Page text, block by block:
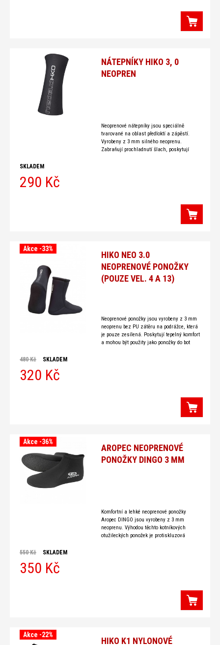
NÁTEPNÍKY HIKO 3, 0
NEOPREN
Neoprenové nátepníky jsou speciálně
tvarované na oblast předloktí a zápěstí.
Vyrobeny z 3 mm silného neoprenu.
Zabraňují prochladnutí šlach, poskytují
SKLADEM
290 Kč
HIKO NEO 3.0
NEOPRENOVÉ PONOŽKY
(POUZE VEL. 4 A 13)
Akce -33%
Neoprenové ponožky jsou vyrobeny z 3 mm
neoprenu bez PU zátěru na podrážce, která
je pouze zesílená. Poskytují tepelný komfort
a mohou být použity jako ponožky do bot
480 Kč SKLADEM
320 Kč
AROPEC NEOPRENOVÉ
PONOŽKY DINGO 3 MM
Akce -36%
Komfortní a lehké neoprenové ponožky
Aropec DINGO jsou vyrobeny z 3 mm
neoprenu. Výhodou těchto kotníkových
otužileckých ponožek je protiskluzová
550 Kč SKLADEM
350 Kč
HIKO K1 NYLONOVÉ
Akce -22%